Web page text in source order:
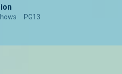
PG13